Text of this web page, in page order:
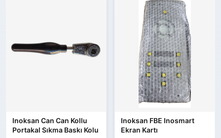
Inoksan Can Can Kollu
Portakal Sıkma Baskı Kolu
Inoksan FBE Inosmart
Ekran Kartı